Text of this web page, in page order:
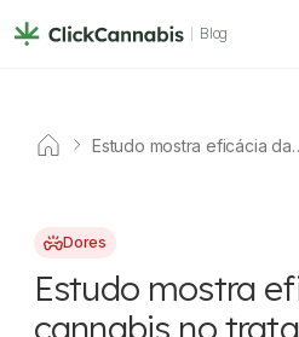
Blog
Estudo mostra eficácia da
Dores
Estudo mostra
cannabis no